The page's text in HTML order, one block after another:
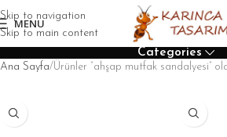
Skip to navigation
Skip to main content
MENU
Categories
Ana Sayfa Ürünler “ahşap mutfak sandalyesi”